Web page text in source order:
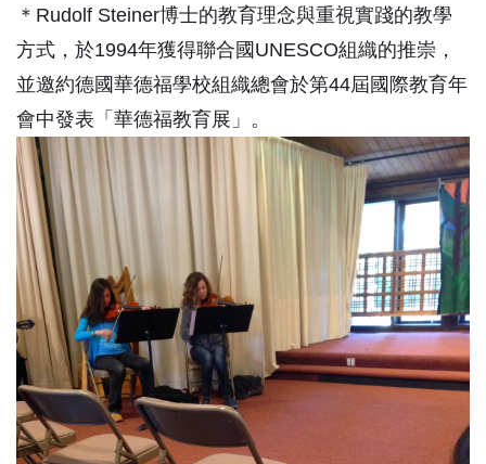
＊ Rudolf Steiner博士的教育理念與重視實踐的教學
方式，於1994年獲得聯合國UNESCO組織的推崇，
並邀約德國華德福學校組織總會於第44屆國際教育年
會中發表「華德福教育展」。